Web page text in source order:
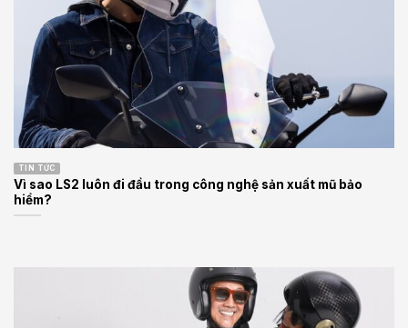
TIN TỨC
Vì sao LS2 luôn đi đầu trong công nghệ sản xuất mũ bảo
hiểm?